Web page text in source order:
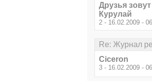
Друзья
Курулай
2 - 16.02.2009 -
Re: Журнал
Ciceron
3 - 16.02.2009 -